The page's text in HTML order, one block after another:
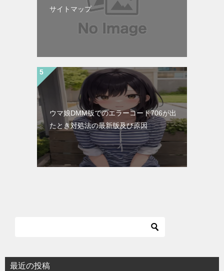
サイトマップ
ウマ娘DMM版でのエラーコード706が出
たとき対処法の最新版及び原因
最近の投稿